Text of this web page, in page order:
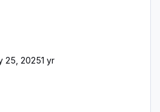
25, 20251 yr